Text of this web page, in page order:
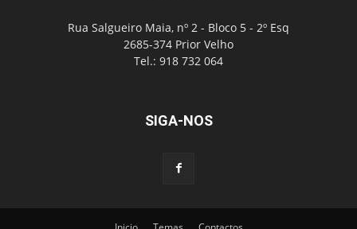
Rua Salgueiro Maia, nº 2 - Bloco 5 - 2º Esq
2685-374 Prior Velho
Tel.: 918 732 064
SIGA-NOS